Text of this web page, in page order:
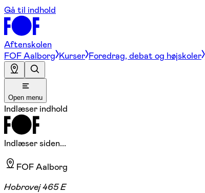
Gå til indhold
Aftenskolen
FOF Aalborg Kurser Foredrag, debat og højskoler
Open menu
Indlæser indhold
Indlæser siden...
FOF Aalborg
Hobrovej 465 E